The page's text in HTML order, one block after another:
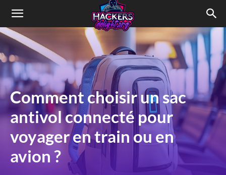
HACKERSdelight
Comment choisir un sac
antivol connecté pour
voyager en train ou en
avion ?